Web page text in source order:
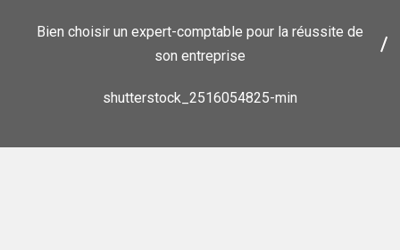
Bien choisir un expert-comptable pour la réussite de
son entreprise
shutterstock_2516054825-min